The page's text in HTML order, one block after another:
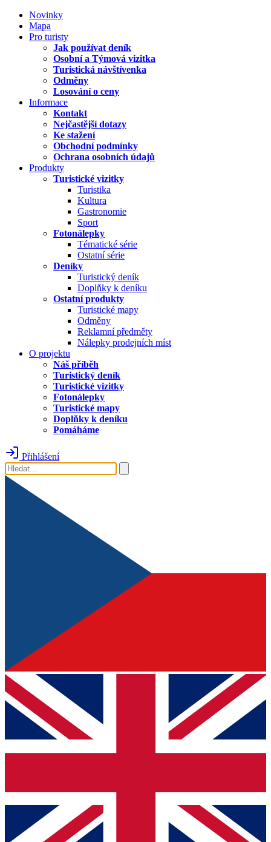
Novinky
Mapa
Pro turisty
Jak používat deník
Osobní a Týmová vizitka
Turistická návštívenka
Odměny
Losování o ceny
Informace
Kontakt
Nejčastější dotazy
Ke stažení
Obchodní podmínky
Ochrana osobních údajů
Produkty
Turistické vizitky
Turistika
Kultura
Gastronomie
Sport
Fotonálepky
Tématické série
Ostatní série
Deníky
Turistický deník
Doplňky k deníku
Ostatní produkty
Turistické mapy
Odměny
Reklamní předměty
Nálepky prodejních míst
O projektu
Náš příběh
Turistický deník
Turistické vizitky
Fotonálepky
Turistické mapy
Doplňky k deníku
Pomáháme
Přihlášení